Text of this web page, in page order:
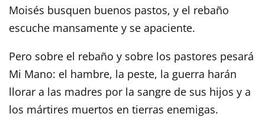
Moisés busquen buenos pastos, y el rebaño
escuche mansamente y se apaciente.
Pero sobre el rebaño y sobre los pastores pesará
Mi Mano: el hambre, la peste, la guerra harán
llorar a las madres por la sangre de sus hijos y a
los mártires muertos en tierras enemigas.